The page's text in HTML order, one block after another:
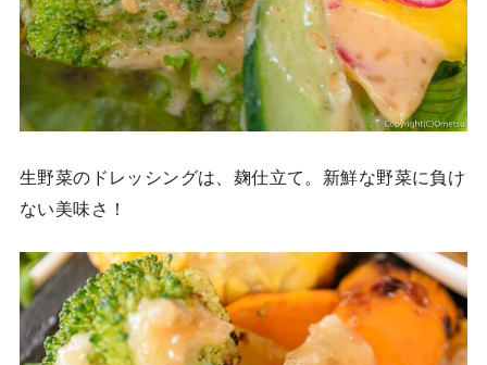
生野菜のドレッシングは、麹仕立て。新鮮な野菜に負け
ない美味さ！